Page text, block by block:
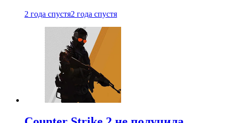
2 года спустя2 года спустя